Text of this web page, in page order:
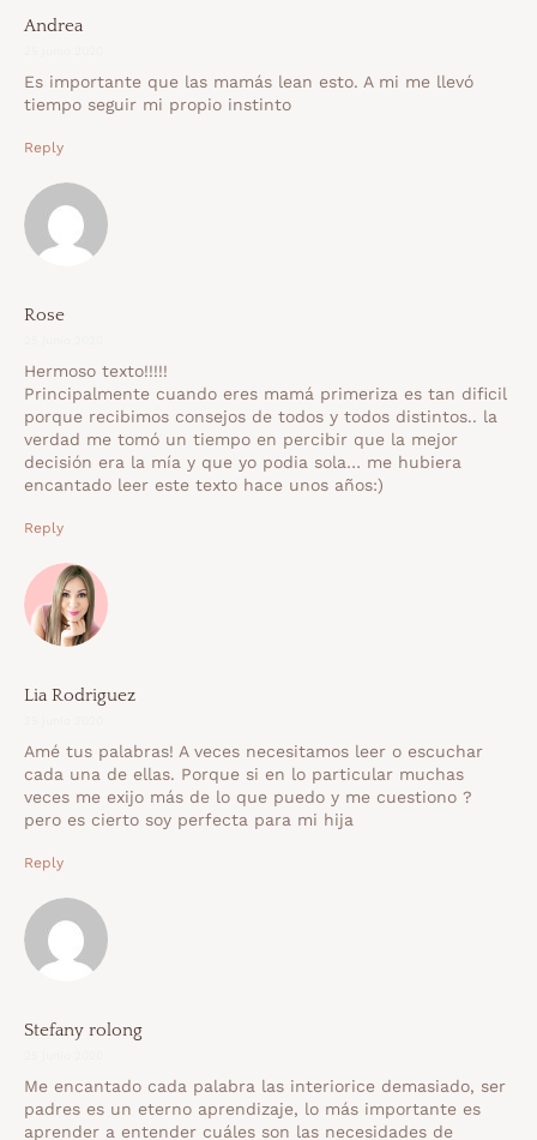
Andrea
Es importante que las mamás lean esto. A mi me llevó
tiempo seguir mi propio instinto
Reply
Rose
Hermoso texto!!!!!
Principalmente cuando eres mamá primeriza es tan dificil
porque recibimos consejos de todos y todos distintos.. la
verdad me tomó un tiempo en percibir que la mejor
decisión era la mía y que yo podia sola… me hubiera
encantado leer este texto hace unos años:)
Reply
Lia Rodriguez
Amé tus palabras! A veces necesitamos leer o escuchar
cada una de ellas. Porque si en lo particular muchas
veces me exijo más de lo que puedo y me cuestiono ?
pero es cierto soy perfecta para mi hija
Reply
Stefany rolong
Me encantado cada palabra las interiorice demasiado, ser
padres es un eterno aprendizaje, lo más importante es
aprender a entender cuáles son las necesidades de